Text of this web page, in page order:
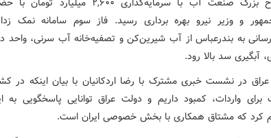
و وزیر نیرو بهره برداری رسید. فاز سوم سامانه نمک
به بندرعباس از آب شیرین‌کن و تصفیه‌خانه آب سرنی، واحد
آبگیری سد بالا رود.
در نشست خبری مشترک با رضا اردکانیان با بیان اینکه در
برای واردات، کمبود داریم و دولت عراق توانایی پاسخگویی به
کرد که مشتاق همکاری با بخش خصوصی ایران است.